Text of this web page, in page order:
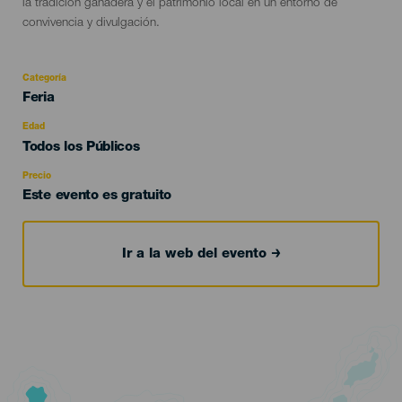
la tradición ganadera y el patrimonio local en un entorno de
convivencia y divulgación.
Categoría
Categoría
evento
Feria
Edad
Edad
Todos los Públicos
Precio
Este evento es gratuito
Ir a la web del evento